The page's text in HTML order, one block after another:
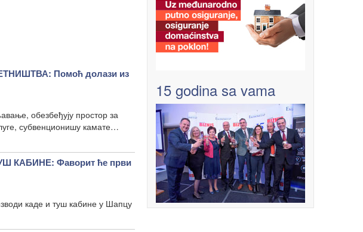
Помоћ долази из
обезбеђују простор за
субвенционишу камате…
Фаворит ће први
каде и туш кабине у Шапцу
15 godina sa vama